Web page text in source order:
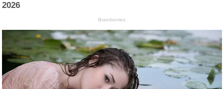
2026
Brainberries